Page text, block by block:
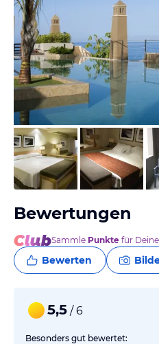
vom Hotelier, März 2016
Bewertungen
Sammle Punkte für
Bewerten
5,5 / 6
Besonders gut bewertet: